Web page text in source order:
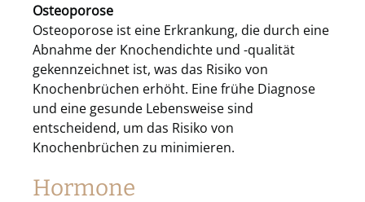
Osteoporose
Osteoporose ist eine Erkrankung, die durch eine
Abnahme der Knochendichte und -qualität
gekennzeichnet ist, was das Risiko von
Knochenbrüchen erhöht. Eine frühe Diagnose
und eine gesunde Lebensweise sind
entscheidend, um das Risiko von
Knochenbrüchen zu minimieren.
Hormone